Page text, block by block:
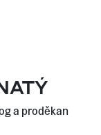
a proděkan